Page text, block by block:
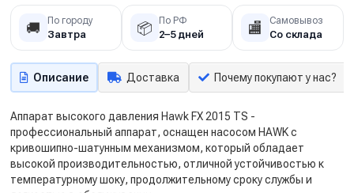
🚚 По городу
Завтра 📦 По РФ
2–5 дней 🏬 Самовывоз
Со склада
Описание Доставка Почему покупают у нас?
Аппарат высокого давления Hawk FX 2015 TS -
профессиональный аппарат, оснащен насосом HAWK с
кривошипно-шатунным механизмом, который обладает
высокой производительностью, отличной устойчивостью к
температурному шоку, продолжительному сроку службы и